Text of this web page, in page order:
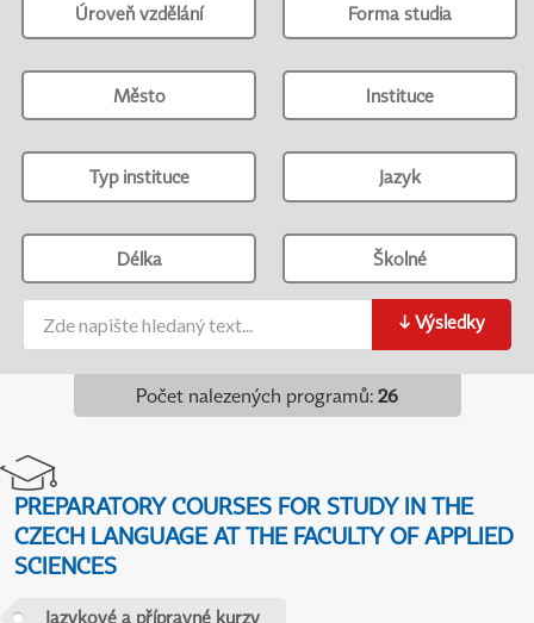
Úroveň vzdělání Forma studia
Město Instituce
Typ instituce Jazyk
Délka Školné
↓ Výsledky
Počet nalezených programů: 26
PREPARATORY COURSES FOR STUDY IN THE
CZECH LANGUAGE AT THE FACULTY OF APPLIED
SCIENCES
Jazykové a přípravné kurzy